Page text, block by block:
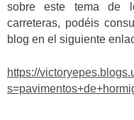
sobre este tema de
carreteras, podéis
blog en el siguiente
https://